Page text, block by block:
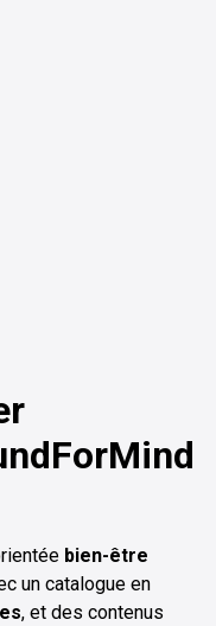
bien-être
un catalogue en
, et des contenus